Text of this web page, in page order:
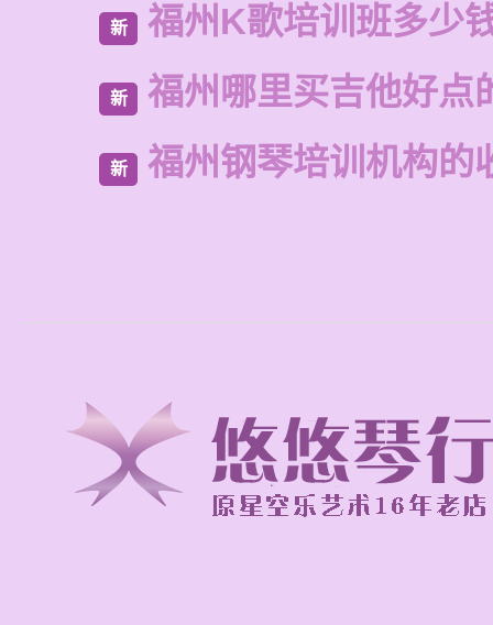
新 福州K歌培训班多少
新 福州哪里买吉他好点
新 福州钢琴培训机构的